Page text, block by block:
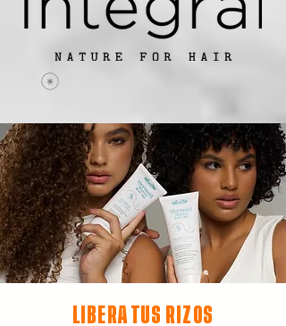
LIBERA TUS RIZOS